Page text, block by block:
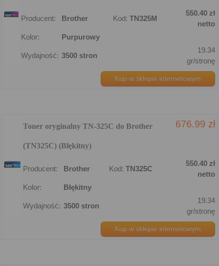
Producent: Brother Kod: TN325M
550.40 zł
netto
Kolor:
Purpurowy
Wydajność: 3500 stron
19.34
gr/stronę
Kup w sklepie internetowym
Toner oryginalny TN-325C do Brother
(TN325C) (Błękitny)
676.99 zł
Producent: Brother Kod: TN325C
550.40 zł
netto
Kolor:
Błękitny
Wydajność: 3500 stron
19.34
gr/stronę
Kup w sklepie internetowym